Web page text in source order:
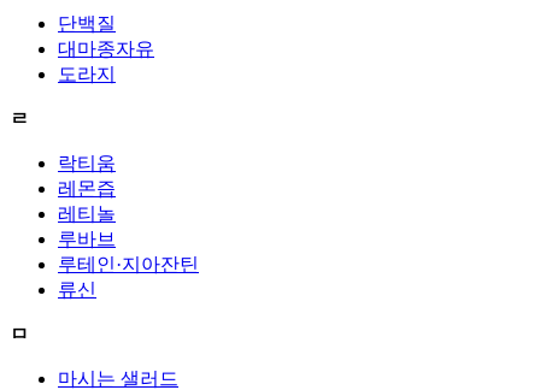
단백질
대마종자유
도라지
ㄹ
락티움
레몬즙
레티놀
루바브
루테인·지아잔틴
류신
ㅁ
마시는 샐러드